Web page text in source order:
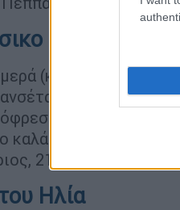
(και προβατίνας),
και λαιμός
σαλάτες στο
καλά λόγια έχει
210 9704515
Ηλία